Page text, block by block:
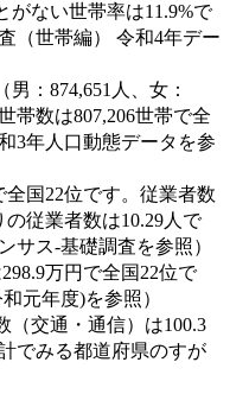
がない世帯率は11.9%で
（世帯編） 令和4年デー
：874,651人、女：
帯数は807,206世帯で全
3年人口動態データを参
全国22位です。従業者数
の従業者数は10.29人で
サス‐基礎調査を参照）
万円で全国22位で
元年度)を参照）
（交通・通信）は100.3
でみる都道府県のすが